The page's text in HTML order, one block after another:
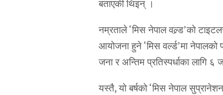
बताएकी थिइन् ।
नम्रताले ‘मिस नेपाल वल्र्ड’को
आयोजना हुने ‘मिस वर्ल्ड’मा नेपालको
जना र अन्तिम प्रतिस्पर्धाका लागि ६
यस्तै, यो बर्षको ‘मिस नेपाल